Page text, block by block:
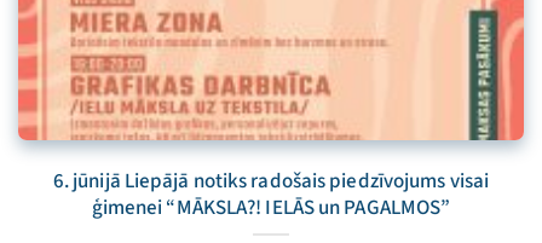
6. jūnijā Liepājā notiks radošais piedzīvojums visai
ģimenei “MĀKSLA?! IELĀS un PAGALMOS”